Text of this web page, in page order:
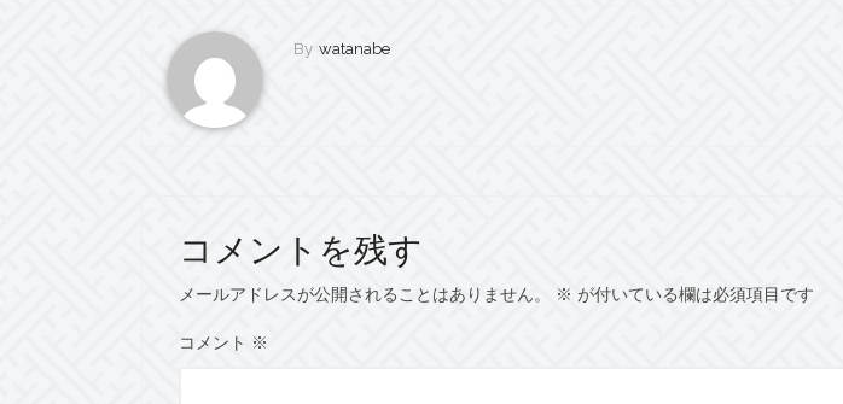
By watanabe
コメントを残す
メールアドレスが公開されることはありません。 ※ が付いている欄は必須項目です
コメント ※